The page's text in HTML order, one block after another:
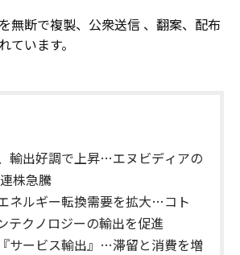
無断で複製、公衆送信 、翻案、配布
ています。
輸出好調で上昇…エヌビディアの
株急騰
ネルギー転換需要を拡大…コト
テクノロジーの輸出を促進
サービス輸出』…滞留と消費を増